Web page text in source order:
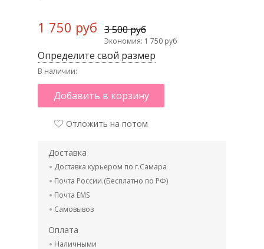
1 750 руб 3 500 руб
Экономия: 1 750 руб
Определите свой размер
В наличии:
Добавить в корзину
Отложить на потом
Доставка
Доставка курьером по г.Самара
Почта России.(Бесплатно по РФ)
Почта EMS
Самовывоз
Оплата
Наличными